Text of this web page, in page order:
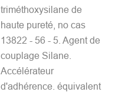
triméthoxysilane de
haute pureté, no cas
13822 - 56 - 5. Agent de
couplage Silane.
Accélérateur
d'adhérence. équivalent